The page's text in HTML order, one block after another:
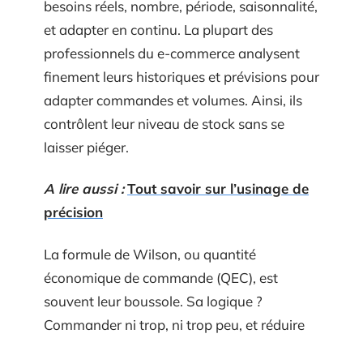
besoins réels, nombre, période, saisonnalité,
et adapter en continu. La plupart des
professionnels du e-commerce analysent
finement leurs historiques et prévisions pour
adapter commandes et volumes. Ainsi, ils
contrôlent leur niveau de stock sans se
laisser piéger.
A lire aussi :Tout savoir sur l’usinage de
précision
La formule de Wilson, ou quantité
économique de commande (QEC), est
souvent leur boussole. Sa logique ?
Commander ni trop, ni trop peu, et réduire